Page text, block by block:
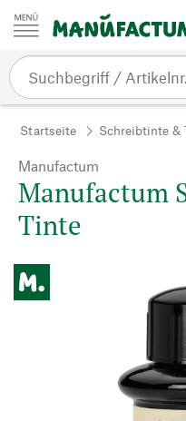
Zum Inhalt springen
Startseite Schreibtinte &
Manufactum
Manufactum
Tinte